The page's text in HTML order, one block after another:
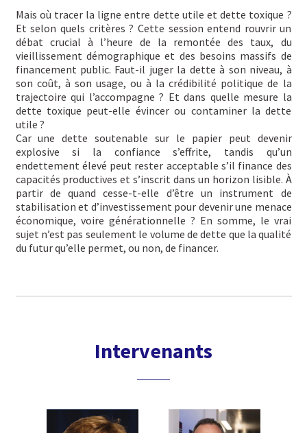
Mais où tracer la ligne entre dette utile et dette toxique ?
Et selon quels critères ? Cette session entend rouvrir un
débat crucial à l’heure de la remontée des taux, du
vieillissement démographique et des besoins massifs de
financement public. Faut-il juger la dette à son niveau, à
son coût, à son usage, ou à la crédibilité politique de la
trajectoire qui l’accompagne ? Et dans quelle mesure la
dette toxique peut-elle évincer ou contaminer la dette
utile ?
Car une dette soutenable sur le papier peut devenir
explosive si la confiance s’effrite, tandis qu’un
endettement élevé peut rester acceptable s’il finance des
capacités productives et s’inscrit dans un horizon lisible. À
partir de quand cesse-t-elle d’être un instrument de
stabilisation et d’investissement pour devenir une menace
économique, voire générationnelle ? En somme, le vrai
sujet n’est pas seulement le volume de dette que la qualité
du futur qu’elle permet, ou non, de financer.
Intervenants